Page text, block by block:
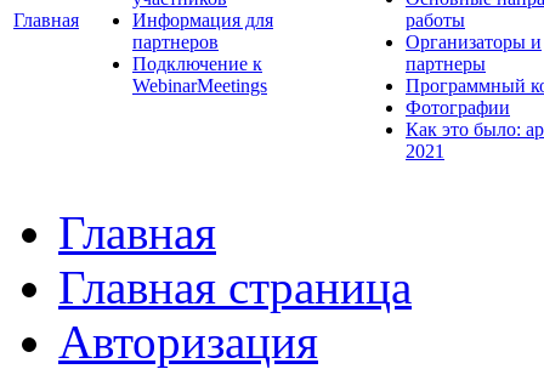
Главная
Информация для
партнеров
Подключение к
WebinarMeetings
работы
Организаторы и
партнеры
Программный
Фотографии
Как это было:
2021
Главная
Главная страница
Авторизация